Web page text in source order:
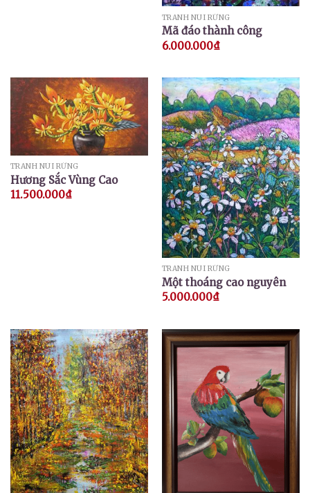
TRANH NÚI RỪNG
Mã đáo thành công
6.000.000₫
TRANH NÚI RỪNG
Hương Sắc Vùng Cao
11.500.000₫
TRANH NÚI RỪNG
Một thoáng cao nguyên
5.000.000₫